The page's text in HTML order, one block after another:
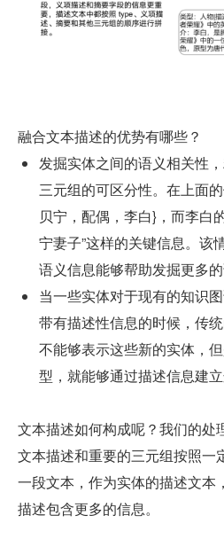
融合文本描述的优势有哪些？
发掘实体之间的语义相关性
三元组的可区分性。在上面
贝宁，配偶，李白}，而李白
宁妻子”这样的关键信息。该
语义信息能够帮助发掘更多
当一些实体对于现有的知识
带有描述性信息的时候，传
不能够表示这些新的实体，
型，就能够通过描述信息建立
文本描述如何构成呢？我们的处
文本描述和重要的三元组按照一
一段文本，作为实体的描述文本
描述包含更多的信息。